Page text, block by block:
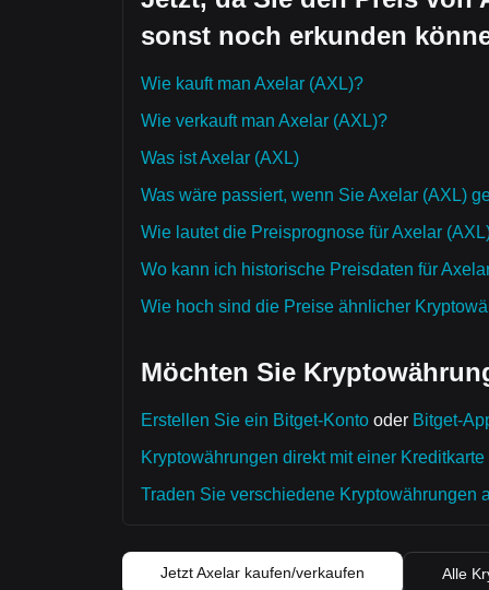
sonst noch erkunden
Wie kauft man Axelar (AXL)?
Wie verkauft man Axelar (AXL)?
Was ist Axelar (AXL)
Was wäre passiert, wenn Sie Axelar (AXL)
Wie lautet die Preisprognose für Axelar
Wo kann ich historische Preisdaten für
Wie hoch sind die Preise ähnlicher
Möchten Sie
Erstellen Sie ein Bitget-Konto oder Bitget-
Kryptowährungen direkt mit einer Kreditkarte
Traden Sie verschiedene Kryptowährungen
Jetzt Axelar kaufen/verkaufen Alle